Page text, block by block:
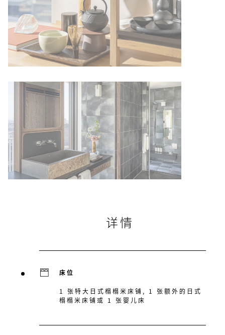
详情
床位
1 张特大日式榻榻米床铺, 1 张额外的日式
榻榻米床铺或 1 张婴儿床